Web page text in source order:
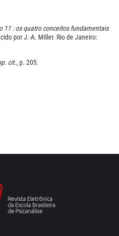
11 : os quatro conceitos fundamentais
por J.-A. Miller. Rio de Janeiro:
cit., p. 205.